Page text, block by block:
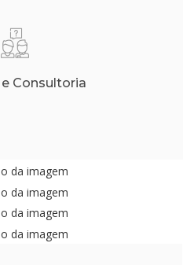
Consultoria